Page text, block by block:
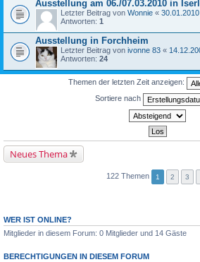
Ausstellung am 06./07.03.2010 in
Letzter Beitrag von Wonnie «
Antworten: 1
Ausstellung in Forchheim
Letzter Beitrag von ivonne 83 «
Antworten: 24
Themen der letzten Zeit anzeigen:
Sortiere nach
Neues Thema
122 Themen 1 2 3
WER IST ONLINE?
Mitglieder in diesem Forum: 0 Mitglieder und 14 Gäste
BERECHTIGUNGEN IN DIESEM FORUM